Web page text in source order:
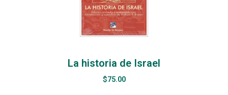
La historia de Israel
$75.00